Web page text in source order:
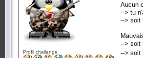
Profil challenge
Aucun
--> tu
--> soit
--> soit
--> soit